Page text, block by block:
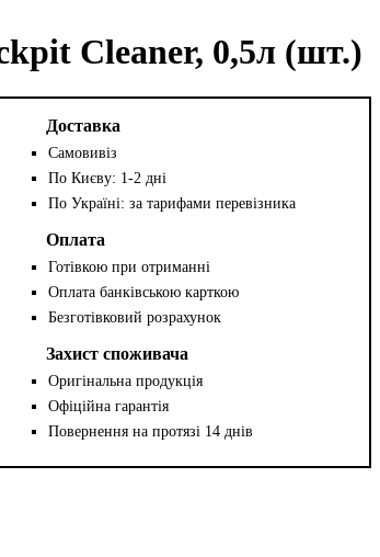
Cleaner, 0,5л (шт.)
Доставка
Самовивіз
По Києву: 1-2 дні
По Україні: за тарифами перевізника
Оплата
Готівкою при отриманні
Оплата банківською карткою
Безготівковий розрахунок
Захист споживача
Оригінальна продукція
Офіційна гарантія
Повернення на протязі 14 днів